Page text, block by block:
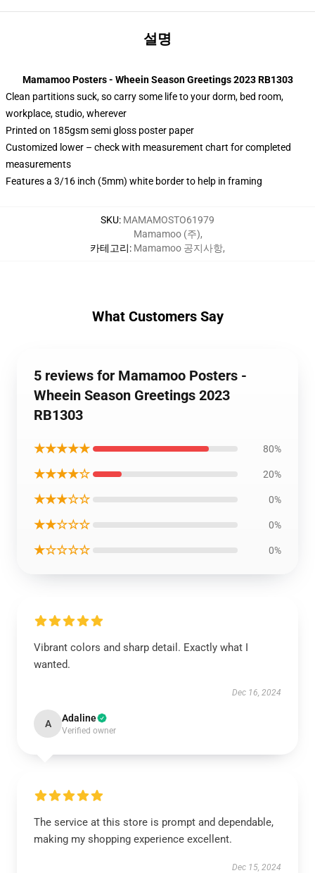
설명
Mamamoo Posters - Wheein Season Greetings 2023 RB1303
Clean partitions suck, so carry some life to your dorm, bed room,
workplace, studio, wherever
Printed on 185gsm semi gloss poster paper
Customized lower – check with measurement chart for completed
measurements
Features a 3/16 inch (5mm) white border to help in framing
SKU: MAMAMOSTO61979
카테고리:
Mamamoo (주),
Mamamoo 공지사항,
What Customers Say
5 reviews for Mamamoo Posters -
Wheein Season Greetings 2023
RB1303
★★★★★ 80%
★★★★☆ 20%
★★★☆☆ 0%
★★☆☆☆ 0%
★☆☆☆☆ 0%
Vibrant colors and sharp detail. Exactly what I
wanted.
Dec 16, 2024
A Adaline
Verified owner
The service at this store is prompt and dependable,
making my shopping experience excellent.
Dec 15, 2024